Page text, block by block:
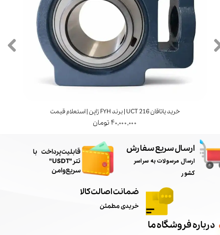
خرید یاتاقان UCT 216 | برند FYH ژاپن | استعلام قیمت
۴۰,۰۰۰,۰۰۰ تومان
ارسال سریع سفارش
ارسال مرسولات به سراسر
کشور
ضمانت اصالت کالا
خریدی مطمئن
درباره فروشگاه ما
​قابلیت پرداخت با
تتر"USDT"
سریع و امن